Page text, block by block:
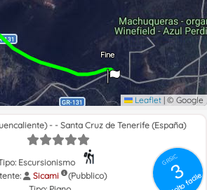
Fine
Leaflet | © Google
GRSIC
3
Molto facile
- - Santa Cruz de Tenerife (España)
Escursionismo
Sicami
(Pubblico)